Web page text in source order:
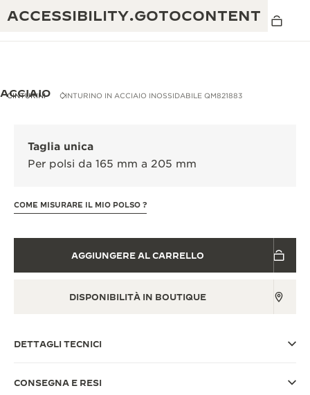
ACCESSIBILITY.GOTOCONTENT
GARANZIA ATMOS
IL REVERSO 1931 CAFÉ
TIMEKEEPER”
REVERSO STORIES
THE PRECISION PIONEER
CREATIVITÀ: OLTRE 430 BREVETTI
CINTURINI CINTURINO IN ACCIAIO INOSSIDABILE QM821883
ACCIAIO
Taglia unica
Per polsi da 165 mm a 205 mm
COME MISURARE IL MIO POLSO ?
AGGIUNGERE AL CARRELLO
DISPONIBILITÀ IN BOUTIQUE
DETTAGLI TECNICI
CONSEGNA E RESI